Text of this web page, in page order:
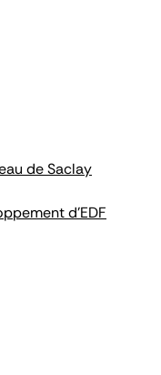
de Saclay
d'EDF